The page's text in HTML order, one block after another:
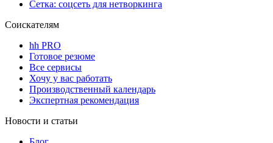
Сетка: соцсеть для нетворкинга
Соискателям
hh PRO
Готовое резюме
Все сервисы
Хочу у вас работать
Производственный календарь
Экспертная рекомендация
Новости и статьи